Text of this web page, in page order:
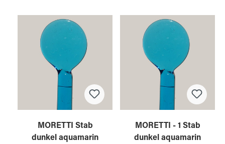
MORETTI Stab
dunkel aquamarin
MORETTI - 1 Stab
dunkel aquamarin